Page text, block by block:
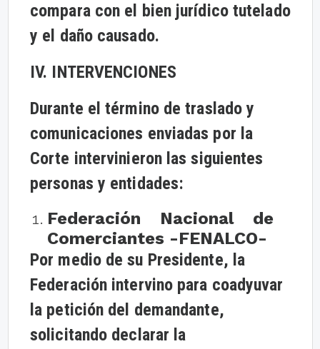
compara con el bien jurídico tutelado
y el daño causado.
IV. INTERVENCIONES
Durante el término de traslado y
comunicaciones enviadas por la
Corte intervinieron las siguientes
personas y entidades:
Federación Nacional de
Comerciantes -FENALCO-
Por medio de su Presidente, la
Federación intervino para coadyuvar
la petición del demandante,
solicitando declarar la